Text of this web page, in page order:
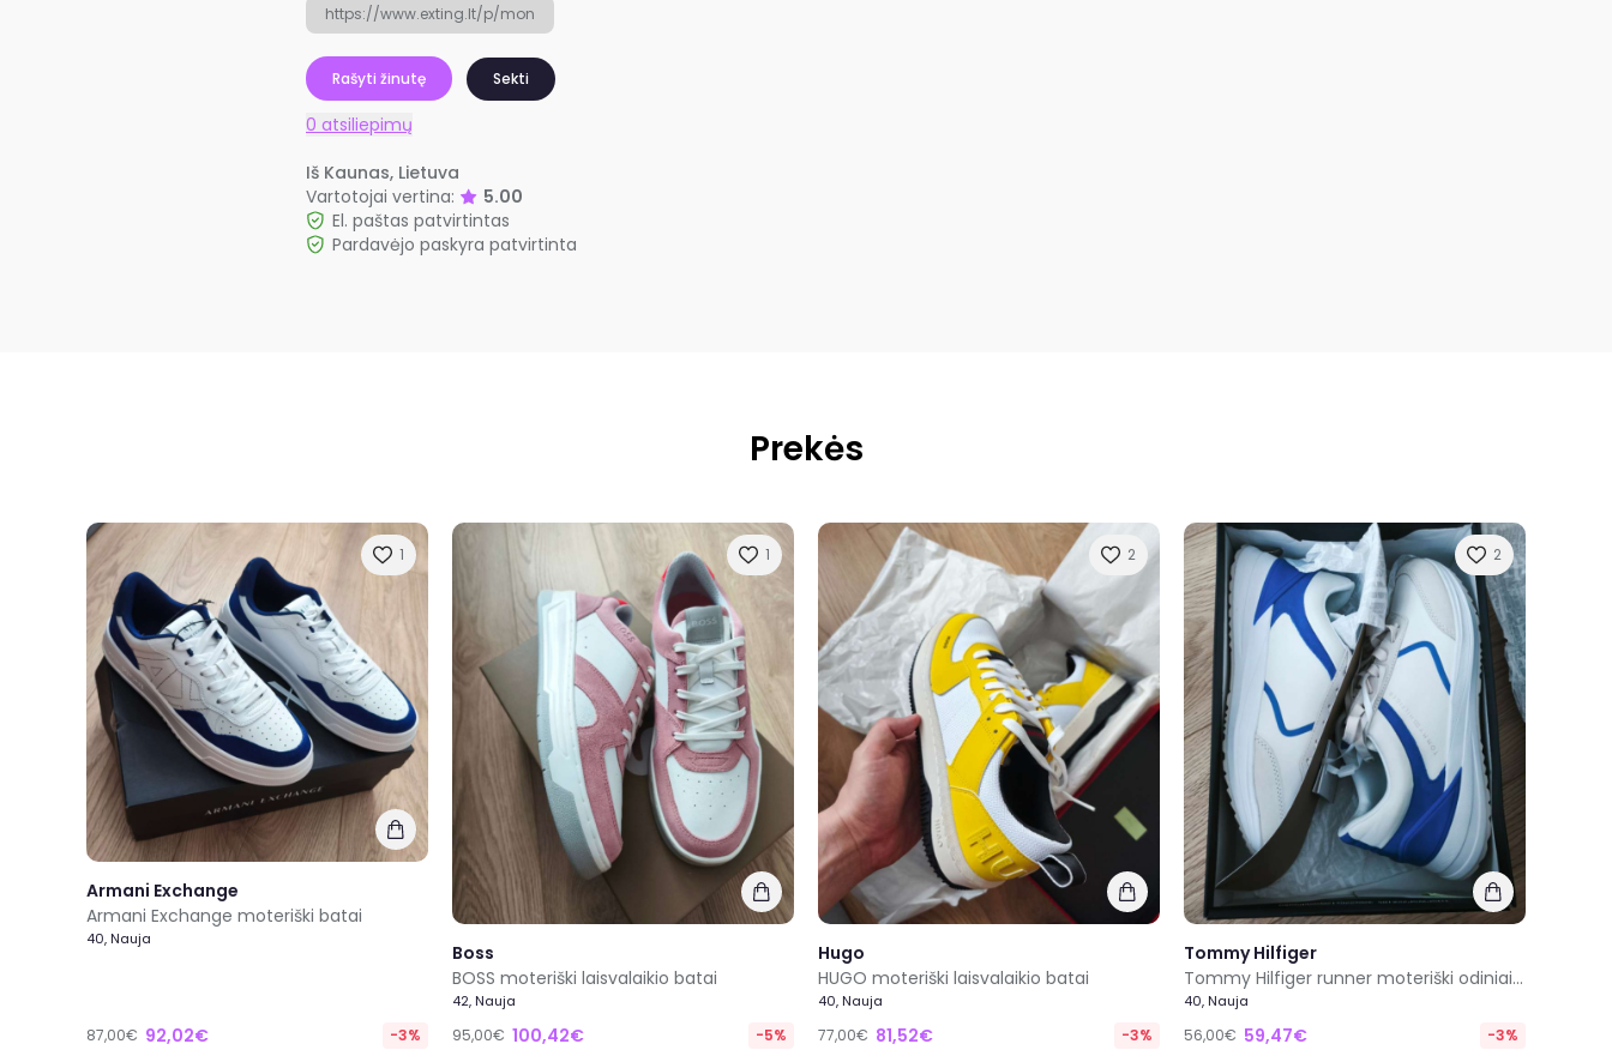
https://www.exting.lt/p/mon
Rašyti žinutę Sekti
0 atsiliepimų
Iš Kaunas, Lietuva
Vartotojai vertina:
5.00
El. paštas patvirtintas
Pardavėjo paskyra patvirtinta
Prekės
1
Armani Exchange
Armani Exchange moteriški batai
40, Nauja
87,00€ 92,02€ -3%
1
Boss
BOSS moteriški laisvalaikio batai
42, Nauja
95,00€ 100,42€ -5%
2
Hugo
HUGO moteriški laisvalaikio batai
40, Nauja
77,00€ 81,52€ -3%
2
Tommy Hilfiger
Tommy Hilfiger runner moteriški odiniai batai
40, Nauja
56,00€ 59,47€ -3%